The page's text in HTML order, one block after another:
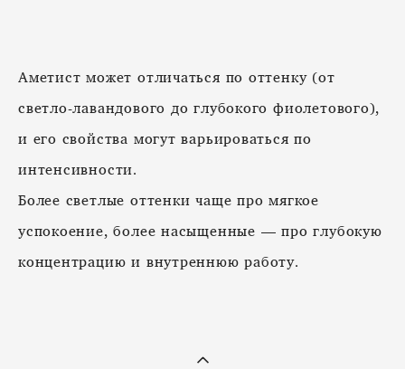
Аметист может отличаться по оттенку (от
светло-лавандового до глубокого фиолетового),
и его свойства могут варьироваться по
интенсивности.
Более светлые оттенки чаще про мягкое
успокоение, более насыщенные — про глубокую
концентрацию и внутреннюю работу.